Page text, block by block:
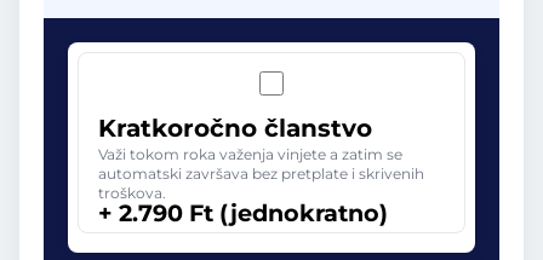
Kratkoročno članstvo
Važi tokom roka važenja vinjete a zatim se
automatski završava bez pretplate i skrivenih
troškova.
+ 2.790 Ft (jednokratno)